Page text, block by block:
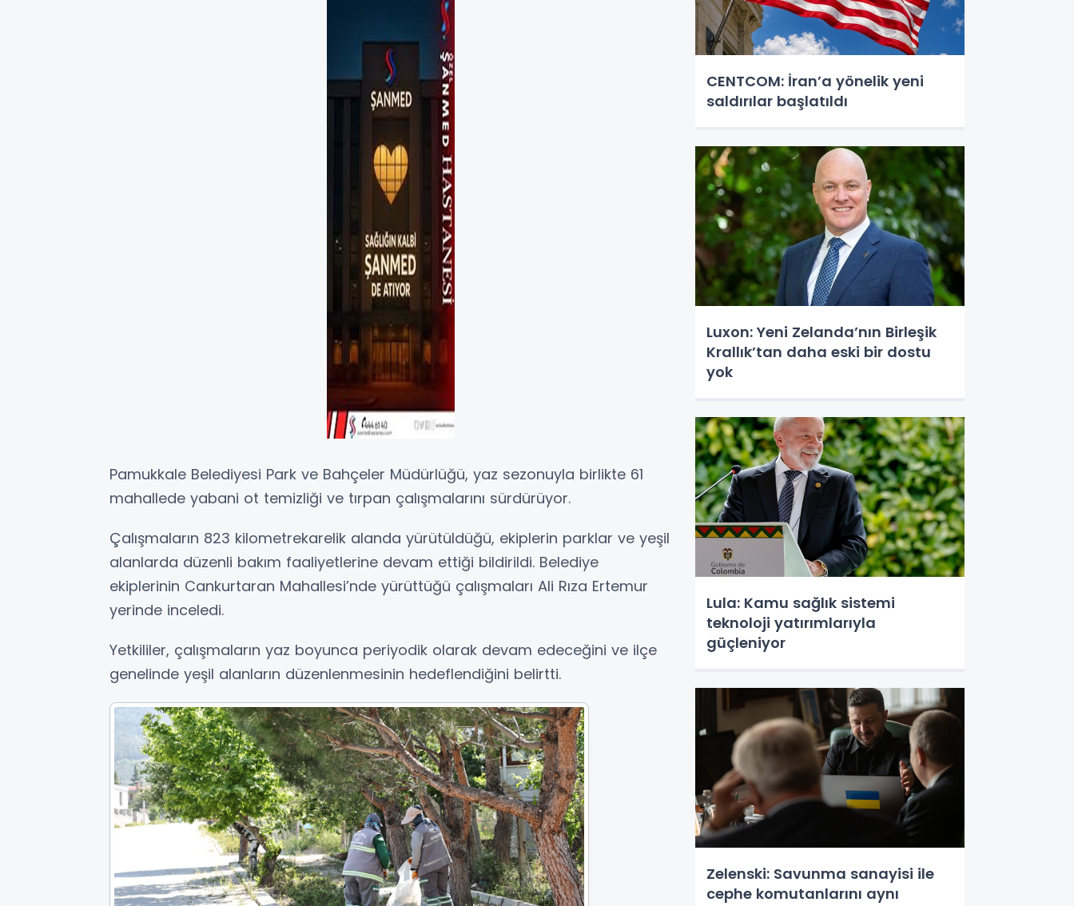
Pamukkale Belediyesi Park ve Bahçeler Müdürlüğü, yaz sezonuyla birlikte 61
mahallede yabani ot temizliği ve tırpan çalışmalarını sürdürüyor.
Çalışmaların 823 kilometrekarelik alanda yürütüldüğü, ekiplerin parklar ve yeşil
alanlarda düzenli bakım faaliyetlerine devam ettiği bildirildi. Belediye
ekiplerinin Cankurtaran Mahallesi’nde yürüttüğü çalışmaları Ali Rıza Ertemur
yerinde inceledi.
Yetkililer, çalışmaların yaz boyunca periyodik olarak devam edeceğini ve ilçe
genelinde yeşil alanların düzenlenmesinin hedeflendiğini belirtti.
CENTCOM: İran’a yönelik yeni
saldırılar başlatıldı
Luxon: Yeni Zelanda’nın Birleşik
Krallık’tan daha eski bir dostu
yok
Lula: Kamu sağlık sistemi
teknoloji yatırımlarıyla
güçleniyor
Zelenski: Savunma sanayisi ile
cephe komutanlarını aynı